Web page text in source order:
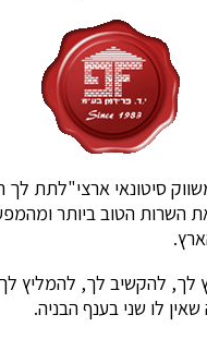
סיטונאי ארצי"לתת לך
השרות הטוב ביותר
לך, להקשיב לך, להמליץ
שאין לו שני בענף הבניה.